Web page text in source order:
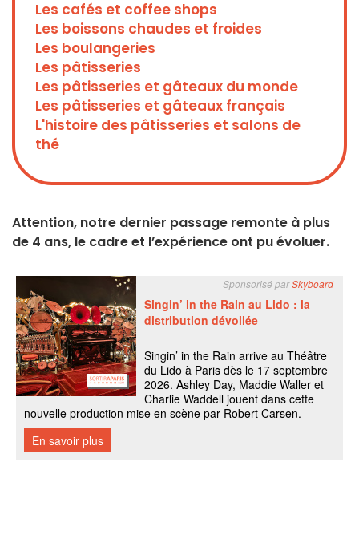
Les cafés et coffee shops
Les boissons chaudes et froides
Les boulangeries
Les pâtisseries
Les pâtisseries et gâteaux du monde
Les pâtisseries et gâteaux français
L'histoire des pâtisseries et salons de
thé
Attention, notre dernier passage remonte à plus
de 4 ans, le cadre et l’expérience ont pu évoluer.